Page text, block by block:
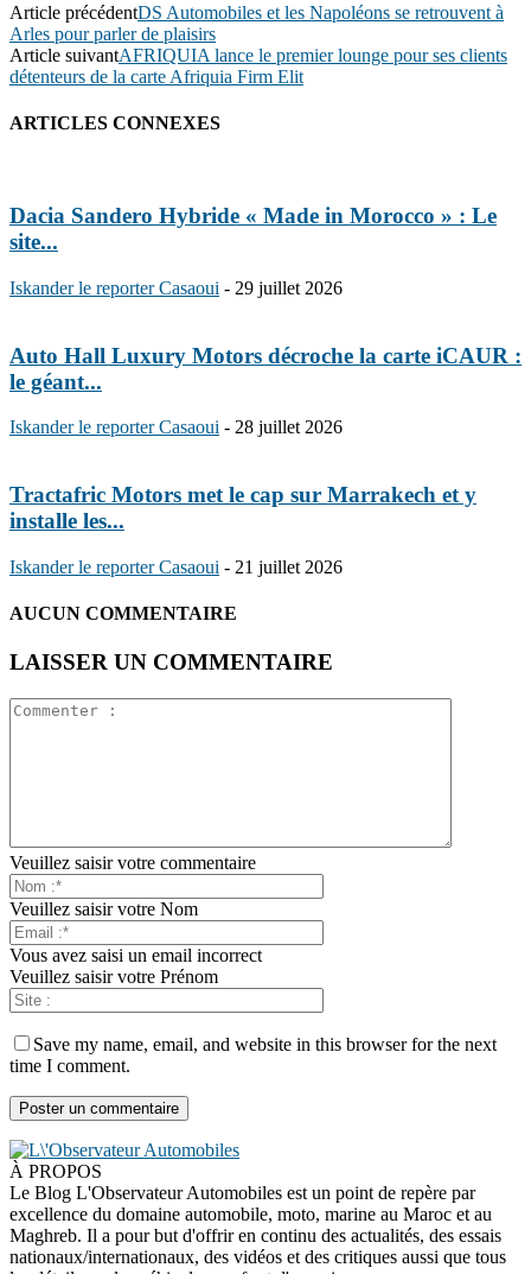
Article précédentDS Automobiles et les Napoléons se retrouvent à
Arles pour parler de plaisirs
Article suivantAFRIQUIA lance le premier lounge pour ses clients
détenteurs de la carte Afriquia Firm Elit
ARTICLES CONNEXES
Dacia Sandero Hybride « Made in Morocco » : Le
site...
Iskander le reporter Casaoui - 29 juillet 2026
Auto Hall Luxury Motors décroche la carte iCAUR :
le géant...
Iskander le reporter Casaoui - 28 juillet 2026
Tractafric Motors met le cap sur Marrakech et y
installe les...
Iskander le reporter Casaoui - 21 juillet 2026
AUCUN COMMENTAIRE
LAISSER UN COMMENTAIRE
Veuillez saisir votre commentaire
Veuillez saisir votre Nom
Vous avez saisi un email incorrect
Veuillez saisir votre Prénom
Save my name, email, and website in this browser for the next
time I comment.
À PROPOS
Le Blog L'Observateur Automobiles est un point de repère par
excellence du domaine automobile, moto, marine au Maroc et au
Maghreb. Il a pour but d'offrir en continu des actualités, des essais
nationaux/internationaux, des vidéos et des critiques aussi que tous